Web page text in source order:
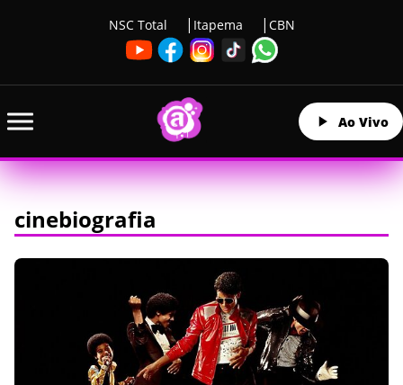
NSC Total Itapema CBN
Ao Vivo
cinebiografia